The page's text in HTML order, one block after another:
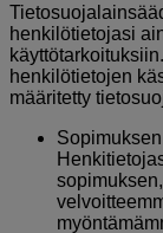
henkilötietojasi
henkilötietojen
määritetty